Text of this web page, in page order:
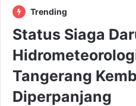
Trending
Status Siaga
Tangerang
Diperpanjang